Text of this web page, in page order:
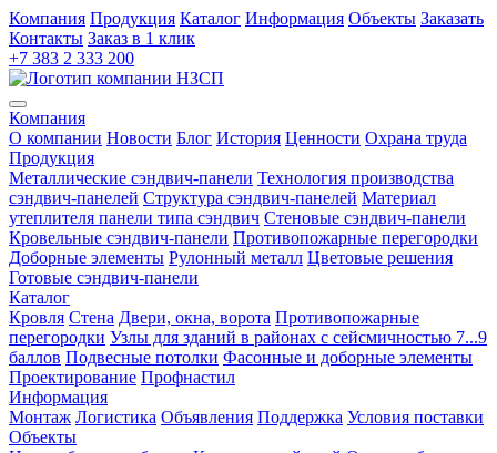
Компания Продукция Каталог Информация Объекты Заказать
Контакты Заказ в 1 клик
+7 383 2 333 200
Компания
О компании Новости Блог История Ценности Охрана труда
Продукция
Металлические сэндвич-панели Технология производства
сэндвич-панелей Структура сэндвич-панелей Материал
утеплителя панели типа сэндвич Стеновые сэндвич-панели
Кровельные сэндвич-панели Противопожарные перегородки
Доборные элементы Рулонный металл Цветовые решения
Готовые сэндвич-панели
Каталог
Кровля Cтена Двери, окна, ворота Противопожарные
перегородки Узлы для зданий в районах с сейсмичностью 7...9
баллов Подвесные потолки Фасонные и доборные элементы
Проектирование Профнастил
Информация
Монтаж Логистика Объявления Поддержка Условия поставки
Объекты